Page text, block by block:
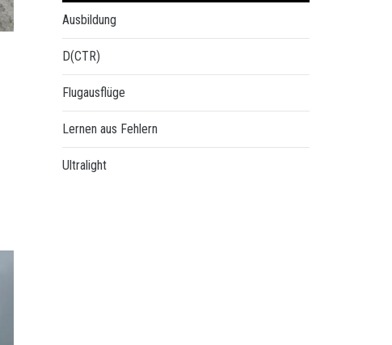
Ausbildung
D(CTR)
Flugausflüge
Lernen aus Fehlern
Ultralight